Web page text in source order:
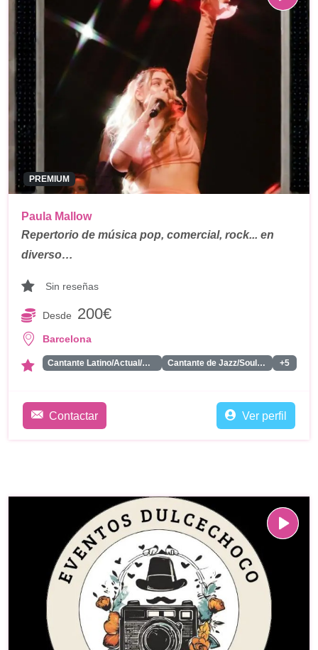
PREMIUM
Paula Mallow
Repertorio de música pop, comercial, rock... en
diverso…
Sin reseñas
Desde 200€
Barcelona
Cantante Latino/Actual/Reagueton Cantante de Jazz/Soul/Classics +5
Contactar Ver perfil